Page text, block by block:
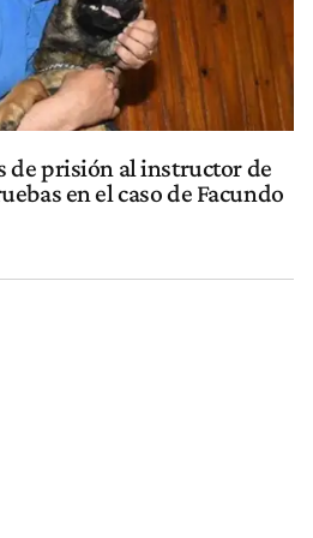
de prisión al instructor de
en el caso de Facundo